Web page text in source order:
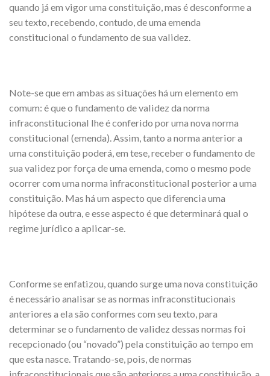
quando já em vigor uma constituição, mas é desconforme a
seu texto, recebendo, contudo, de uma emenda
constitucional o fundamento de sua validez.
Note-se que em ambas as situações há um elemento em
comum: é que o fundamento de validez da norma
infraconstitucional lhe é conferido por uma nova norma
constitucional (emenda). Assim, tanto a norma anterior a
uma constituição poderá, em tese, receber o fundamento de
sua validez por força de uma emenda, como o mesmo pode
ocorrer com uma norma infraconstitucional posterior a uma
constituição. Mas há um aspecto que diferencia uma
hipótese da outra, e esse aspecto é que determinará qual o
regime jurídico a aplicar-se.
Conforme se enfatizou, quando surge uma nova constituição
é necessário analisar se as normas infraconstitucionais
anteriores a ela são conformes com seu texto, para
determinar se o fundamento de validez dessas normas foi
recepcionado (ou “novado”) pela constituição ao tempo em
que esta nasce. Tratando-se, pois, de normas